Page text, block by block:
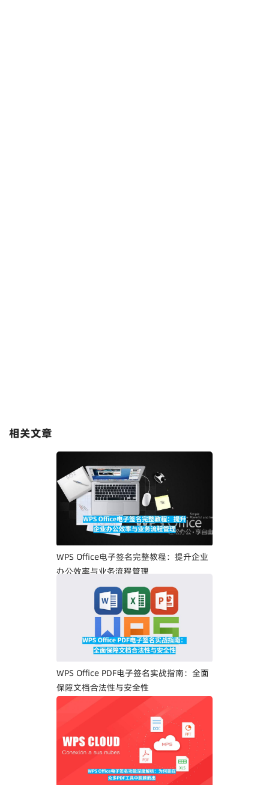
相关文章
WPS Office电子签名完整教程：提升企业
办公效率与业务流程管理
WPS Office PDF电子签名实战指南：全面
保障文档合法性与安全性